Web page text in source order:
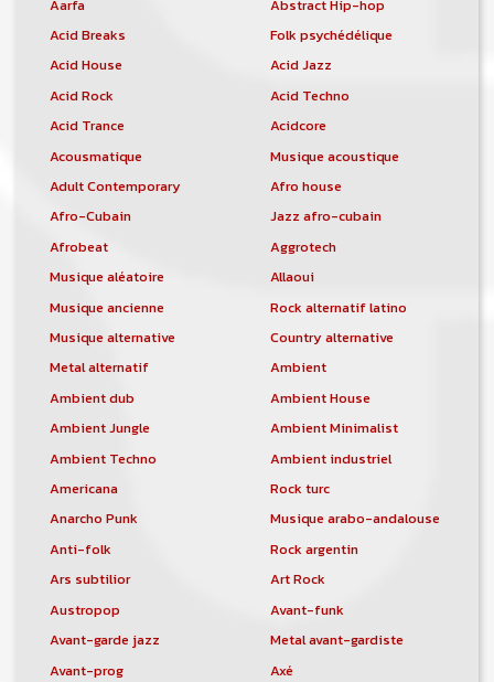
Aarfa
Abstract Hip-hop
Acid Breaks
Folk psychédélique
Acid House
Acid Jazz
Acid Rock
Acid Techno
Acid Trance
Acidcore
Acousmatique
Musique acoustique
Adult Contemporary
Afro house
Afro-Cubain
Jazz afro-cubain
Afrobeat
Aggrotech
Musique aléatoire
Allaoui
Musique ancienne
Rock alternatif latino
Musique alternative
Country alternative
Metal alternatif
Ambient
Ambient dub
Ambient House
Ambient Jungle
Ambient Minimalist
Ambient Techno
Ambient industriel
Americana
Rock turc
Anarcho Punk
Musique arabo-andalouse
Anti-folk
Rock argentin
Ars subtilior
Art Rock
Austropop
Avant-funk
Avant-garde jazz
Metal avant-gardiste
Avant-prog
Axé